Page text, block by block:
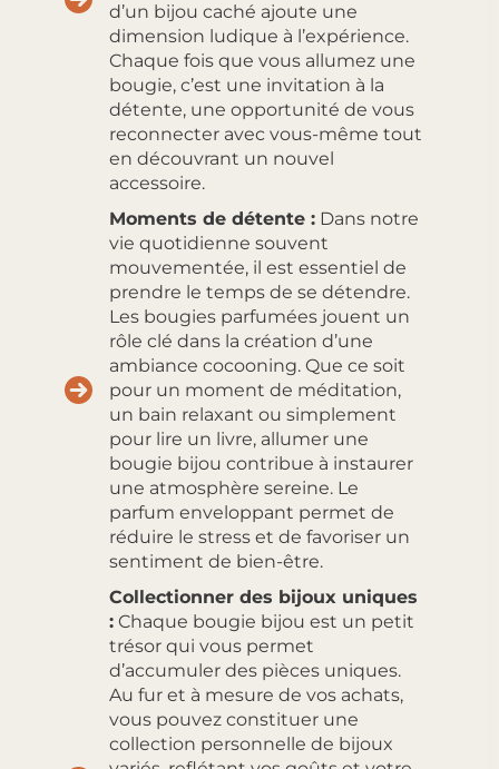
d’un bijou caché ajoute une
dimension ludique à l’expérience.
Chaque fois que vous allumez une
bougie, c’est une invitation à la
détente, une opportunité de vous
reconnecter avec vous-même tout
en découvrant un nouvel
accessoire.
Moments de détente : Dans notre
vie quotidienne souvent
mouvementée, il est essentiel de
prendre le temps de se détendre.
Les bougies parfumées jouent un
rôle clé dans la création d’une
ambiance cocooning. Que ce soit
pour un moment de méditation,
un bain relaxant ou simplement
pour lire un livre, allumer une
bougie bijou contribue à instaurer
une atmosphère sereine. Le
parfum enveloppant permet de
réduire le stress et de favoriser un
sentiment de bien-être.
Collectionner des bijoux uniques
: Chaque bougie bijou est un petit
trésor qui vous permet
d’accumuler des pièces uniques.
Au fur et à mesure de vos achats,
vous pouvez constituer une
collection personnelle de bijoux